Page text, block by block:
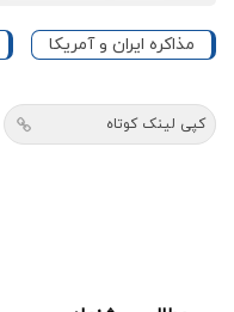
مذاکره ایران و آمریکا
کپی لینک کوتاه